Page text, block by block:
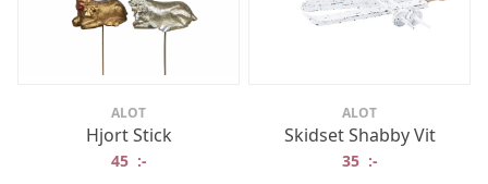
ALOT
Hjort Stick
45 :-
ALOT
Skidset Shabby Vit
35 :-